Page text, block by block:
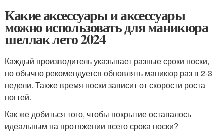
Какие аксессуары и аксессуары
можно использовать для маникюра
шеллак лето 2024
Каждый производитель указывает разные сроки носки,
но обычно рекомендуется обновлять маникюр раз в 2-3
недели. Также время носки зависит от скорости роста
ногтей.
Как же добиться того, чтобы покрытие оставалось
идеальным на протяжении всего срока носки?